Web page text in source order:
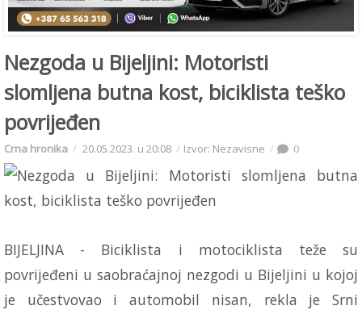
Nezgoda u Bijeljini: Motoristi
slomljena butna kost, biciklista teško
povrijeđen
Crna hronika 20.05.2023. u 20:08 Izvor: Nezavisne 0
BIJELJINA - Biciklista i motociklista teže su
povrijeđeni u saobraćajnoj nezgodi u Bijeljini u kojoj
je učestvovao i automobil nisan, rekla je Srni